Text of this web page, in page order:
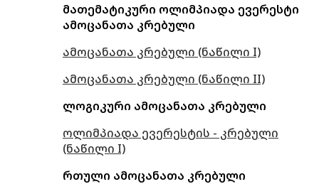
მათემატიკური ოლიმპიადა ევერესტი
ამოცანათა კრებული
ამოცანათა კრებული (ნაწილი I)
ამოცანათა კრებული (ნაწილი II)
ლოგიკური ამოცანათა კრებული
ოლიმპიადა ევერესტის - კრებული
(ნაწილი I)
რთული ამოცანათა კრებული